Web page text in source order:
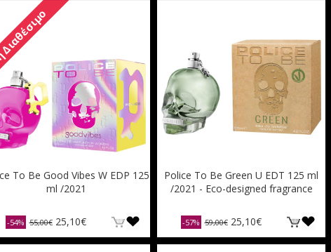
To Be Good Vibes W EDP 125
ml /2021
-54% 55,00€ 25,10€
Police To Be Green U EDT 125 ml
/2021 - Eco-designed fragrance
-57% 59,00€ 25,10€